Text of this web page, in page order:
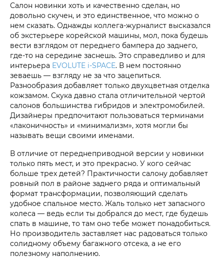
Салон новинки хоть и качественно сделан, но
довольно скучен, и это единственное, что можно о
нем сказать. Однажды коллега-журналист высказался
об экстерьере корейской машины, мол, пока будешь
вести взглядом от переднего бампера до заднего,
где-то на середине заснешь. Это справедливо и для
интерьера EVOLUTE i‑SPACE. В нем постоянно
зеваешь — взгляду не за что зацепиться.
Разнообразия добавляет только двухцветная отделка
кожзамом. Скука давно стала отличительной чертой
салонов большинства гибридов и электромобилей.
Дизайнеры предпочитают пользоваться терминами
«лаконичность» и «минимализм», хотя могли бы
называть вещи своими именами.
В отличие от переднеприводной версии у новинки
только пять мест, и это прекрасно. У кого сейчас
больше трех детей? Практичности салону добавляет
ровный пол в районе заднего ряда и оптимальный
формат трансформации, позволяющий сделать
удобное спальное место. Жаль только нет запасного
колеса — ведь если ты добрался до мест, где будешь
спать в машине, то там оно тебе может понадобиться.
Но производитель заставляет нас радоваться только
солидному объему багажного отсека, а не его
полезному наполнению.